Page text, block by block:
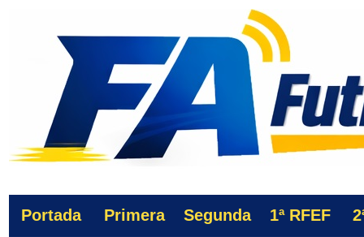
Portada Primera Segunda 1ªRFEF